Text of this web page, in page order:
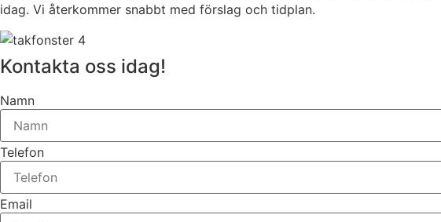
idag. Vi återkommer snabbt med förslag och tidplan.
Kontakta oss idag!
Namn
Telefon
Email